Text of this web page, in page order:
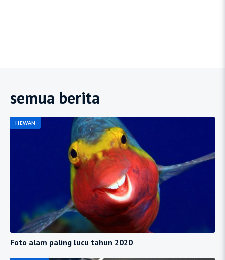
semua berita
HEWAN
Foto alam paling lucu tahun 2020